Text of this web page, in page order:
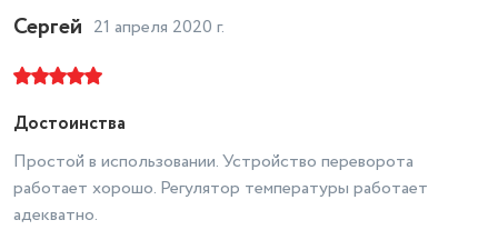
Разъём Micro USB
Ширина предмета
Модель
яйца
Цвет
Сергей 21 апреля 2020 г.
Достоинства
Простой в использовании. Устройство переворота
работает хорошо. Регулятор температуры работает
адекватно.